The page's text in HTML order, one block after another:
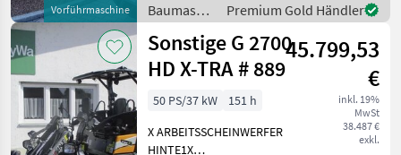
Vorführmaschine
Baumaschinen
/ Sonstige
Premium Gold Händler
Sonstige G 2700
HD X-TRA # 889
45.799,53
€
inkl. 19%
MwSt
38.487 €
exkl.
50 PS/37 kW
151 h
X ARBEITSSCHEINWERFER
HINTE1X